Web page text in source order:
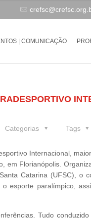
| COMUNICAÇÃO
Categorias Tags
Internacional,
Florianópolis.
Catarina (UFSC), o
esporte paralímpico,
Tudo